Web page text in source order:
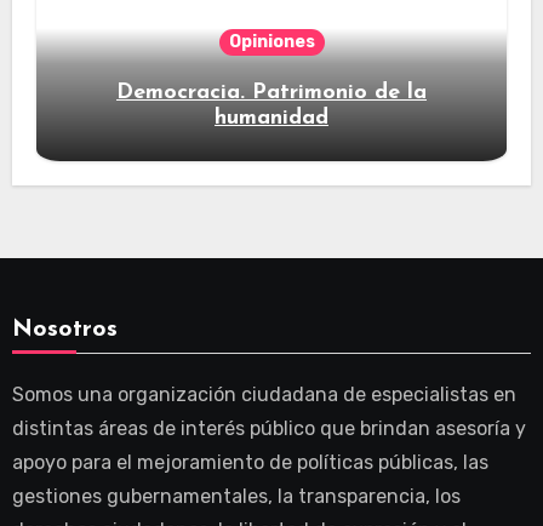
Opiniones
Democracia. Patrimonio de la
humanidad
Nosotros
Somos una organización ciudadana de especialistas en
distintas áreas de interés público que brindan asesoría y
apoyo para el mejoramiento de políticas públicas, las
gestiones gubernamentales, la transparencia, los